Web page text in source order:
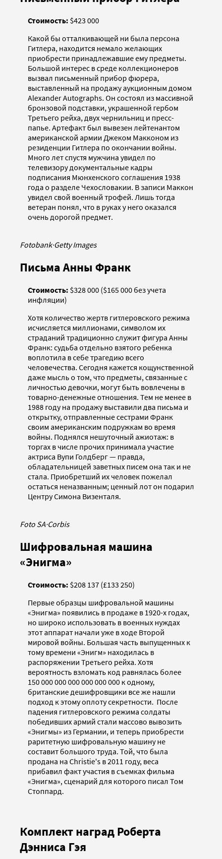
Стоимость: $423 000
Какой бы отталкивающей ни была персона
Гитлера, находится немало желающих
приобрести принадлежавшие ему предметы.
Большой интерес в среде коллекционеров
вызвал письменный прибор фюрера,
выставленный на продажу аукционным домом
Alexander Autographs. Он состоял из массивной
бронзовой подставки, украшенной гербом
Третьего рейха, двух чернильниц и пресс-
папье. Артефакт был вывезен лейтенантом
американской армии Джеком Макконом из
резиденции Гитлера по окончании войны.
Много лет спустя мужчина увидел по
телевизору документальные кадры
подписания Мюнхенского соглашения 1938
года о разделе Чехословакии. В записи Маккон
увидел свой военный трофей. Лишь тогда
ветеран понял, что в руках у него оказался
очень дорогой предмет.
Fotobank·Getty Images
Письма Анны Франк
Стоимость: $328 000 ($165 000 без учета
инфляции)
Хотя количество жертв гитлеровского режима
исчисляется миллионами, символом их
страданий традиционно служит фигура Анны
Франк: судьба отдельно взятого ребенка
воплотила в себе трагедию всего
человечества. Сегодня кажется кощунственной
даже мысль о том, что предметы, связанные с
личностью девочки, могут быть вовлечены в
товарно-денежные отношения. Тем не менее в
1988 году на продажу выставили два письма и
открытку, отправленные сестрами Франк
своим американским подружкам во время
войны. Поднялся нешуточный ажиотаж: в
торгах в числе прочих принимала участие
актриса Вупи Голдберг — правда,
обладательницей заветных писем она так и не
стала. Приобретший их человек пожелал
остаться неназванным; ценный лот он подарил
Центру Симона Визенталя.
Foto SA·Corbis
Шифровальная машина
«Энигма»
Стоимость: $208 137 (£133 250)
Первые образцы шифровальной машины
«Энигма» появились в продаже в 1920-х годах,
но широко использовать в военных нуждах
этот аппарат начали уже в ходе Второй
мировой войны. Большая часть выпущенных к
тому времени «Энигм» находилась в
распоряжении Третьего рейха. Хотя
вероятность взломать код равнялась более
150 000 000 000 000 000 000 к одному,
британские дешифровщики все же нашли
подход к этому оплоту секретности. После
падения гитлеровского режима солдаты
победивших армий стали массово вывозить
«Энигмы» из Германии, и теперь приобрести
раритетную шифровальную машину не
составит большого труда. Той, что была
продана на Christie's в 2011 году, веса
прибавил факт участия в съемках фильма
«Энигма», сценарий для которого писал Том
Стоппард.
Комплект наград Роберта
Дэнниса Гэя